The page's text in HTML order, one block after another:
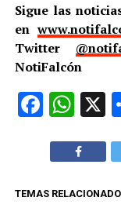
Sigue las
en
Twitter
NotiFalcón
X
TEMAS